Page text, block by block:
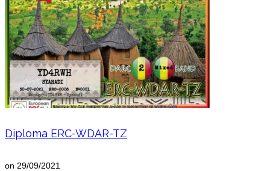
Diploma ERC-WDAR-TZ
on 29/09/2021